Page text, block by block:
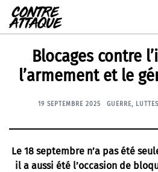
Aller
au
contenu
Blocages contre
l’armement et le
19 SEPTEMBRE 2025 GUERRE,
Le 18 septembre n’a pas été
il a aussi été l’occasion de